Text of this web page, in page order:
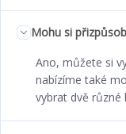
Mohu si
Ano, můžete si
nabízíme také
vybrat dvě různé